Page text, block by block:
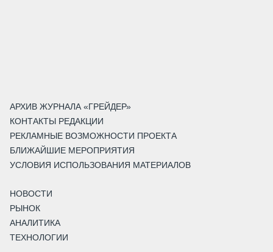
АРХИВ ЖУРНАЛА «ГРЕЙДЕР»
КОНТАКТЫ РЕДАКЦИИ
РЕКЛАМНЫЕ ВОЗМОЖНОСТИ ПРОЕКТА
БЛИЖАЙШИЕ МЕРОПРИЯТИЯ
УСЛОВИЯ ИСПОЛЬЗОВАНИЯ МАТЕРИАЛОВ
НОВОСТИ
РЫНОК
АНАЛИТИКА
ТЕХНОЛОГИИ